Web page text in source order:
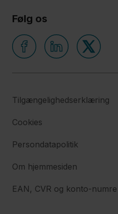
Følg os
Tilgængelighedserklæring
Cookies
Persondatapolitik
Om hjemmesiden
EAN, CVR og konto-numre